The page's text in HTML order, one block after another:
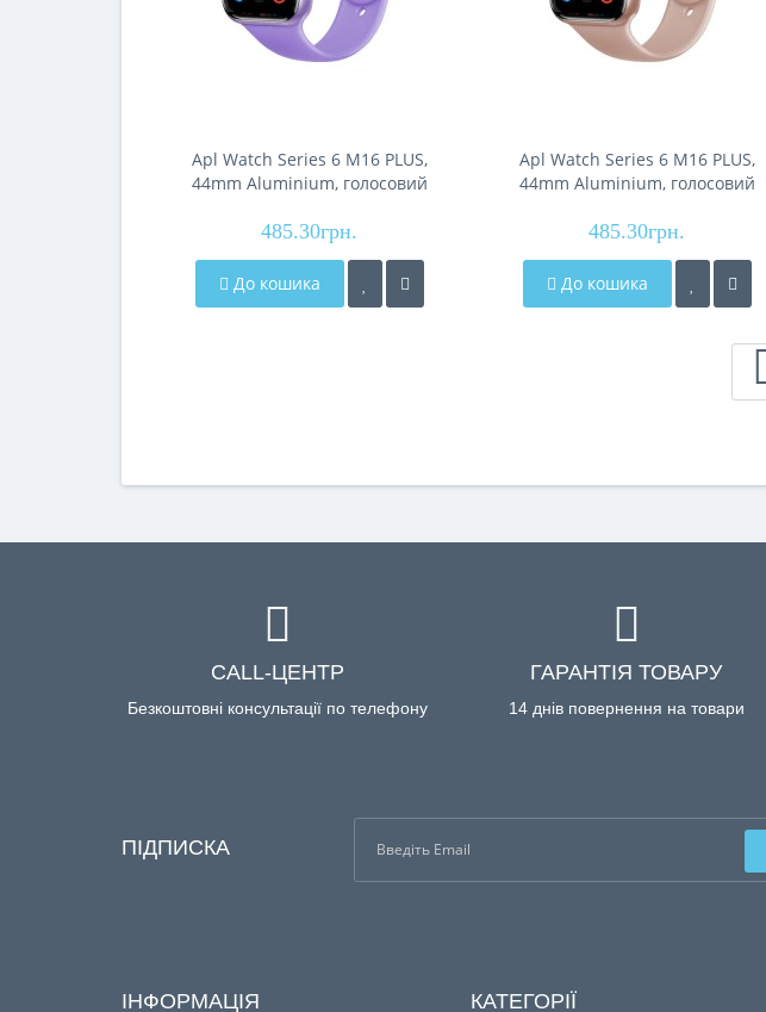
Apl Watch Series 6 M16 PLUS,
44mm Aluminium, голосовий
485.30грн.
До кошика
Apl Watch Series 6 M16 PLUS,
44mm Aluminium, голосовий
485.30грн.
До кошика
CALL-ЦЕНТР
Безкоштовні консультації по телефону
ГАРАНТІЯ ТОВАРУ
14 днів повернення на товари
ПІДПИСКА
ІНФОРМАЦІЯ КАТЕГОРІЇ